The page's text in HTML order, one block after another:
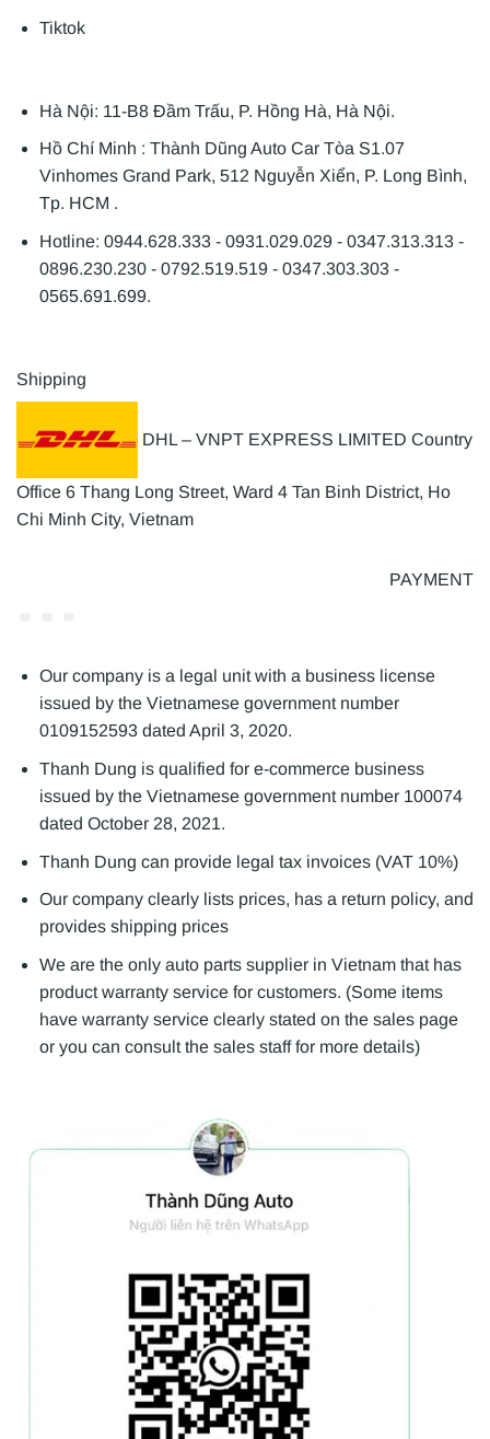
Tiktok
Hà Nội: 11-B8 Đầm Trấu, P. Hồng Hà, Hà Nội.
Hồ Chí Minh : Thành Dũng Auto Car Tòa S1.07
Vinhomes Grand Park, 512 Nguyễn Xiển, P. Long Bình,
Tp. HCM .
Hotline: 0944.628.333 - 0931.029.029 - 0347.313.313 -
0896.230.230 - 0792.519.519 - 0347.303.303 -
0565.691.699.
Shipping
DHL – VNPT EXPRESS LIMITED Country
Office 6 Thang Long Street, Ward 4 Tan Binh District, Ho
Chi Minh City, Vietnam
PAYMENT
Our company is a legal unit with a business license
issued by the Vietnamese government number
0109152593 dated April 3, 2020.
Thanh Dung is qualified for e-commerce business
issued by the Vietnamese government number 100074
dated October 28, 2021.
Thanh Dung can provide legal tax invoices (VAT 10%)
Our company clearly lists prices, has a return policy, and
provides shipping prices
We are the only auto parts supplier in Vietnam that has
product warranty service for customers. (Some items
have warranty service clearly stated on the sales page
or you can consult the sales staff for more details)